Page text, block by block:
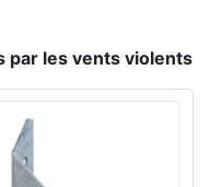
par les vents violents